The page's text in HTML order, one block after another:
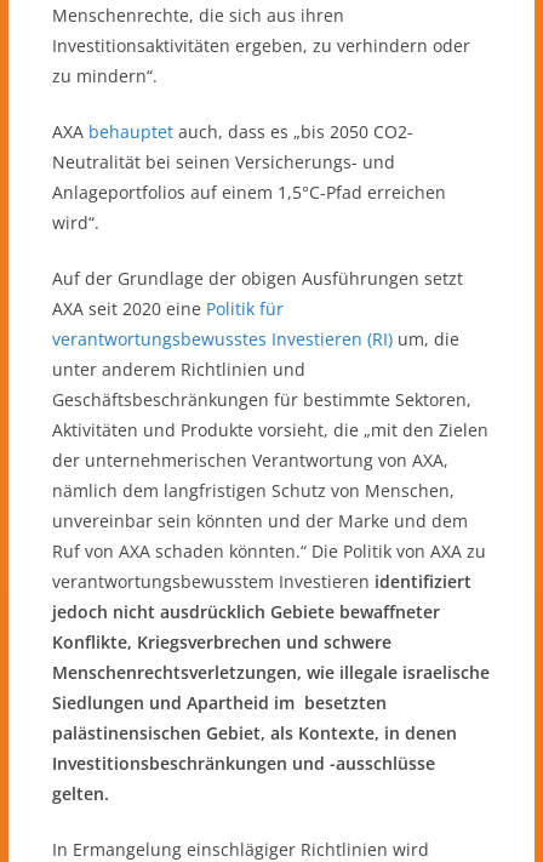
Menschenrechte, die sich aus ihren
Investitionsaktivitäten ergeben, zu verhindern oder
zu mindern“.
AXA behauptetauch, dass es „bis 2050 CO2-
Neutralität bei seinen Versicherungs- und
Anlageportfolios auf einem 1,5°C-Pfad erreichen
wird“.
Auf der Grundlage der obigen Ausführungen setzt
AXA seit 2020 eine Politik für
verantwortungsbewusstes Investieren (RI)um, die
unter anderem Richtlinien und
Geschäftsbeschränkungen für bestimmte Sektoren,
Aktivitäten und Produkte vorsieht, die „mit den Zielen
der unternehmerischen Verantwortung von AXA,
nämlich dem langfristigen Schutz von Menschen,
unvereinbar sein könnten und der Marke und dem
Ruf von AXA schaden könnten.“ Die Politik von AXA zu
verantwortungsbewusstem Investieren identifiziert
jedoch nicht ausdrücklich Gebiete bewaffneter
Konflikte, Kriegsverbrechen und schwere
Menschenrechtsverletzungen, wie illegale israelische
Siedlungen und Apartheid im besetzten
palästinensischen Gebiet, als Kontexte, in denen
Investitionsbeschränkungen und -ausschlüsse
gelten.
In Ermangelung einschlägiger Richtlinien wird